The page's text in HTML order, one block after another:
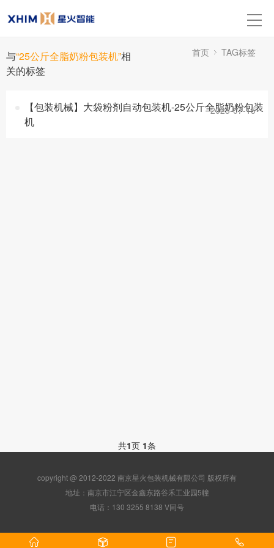
与“25公斤全脂奶粉包装机”相
关的标签
首页 TAG标签
【包装机械】大袋粉剂自动包装机-25公斤全脂奶粉包装
机
2025-07-15
共1页 1条
copyright @ 2012-2022 南京星火包装机械有限公司 版权所有
地址：南京市江宁区金鑫东路谷禾工业园5幢
电话：130 3255 8138 V同号